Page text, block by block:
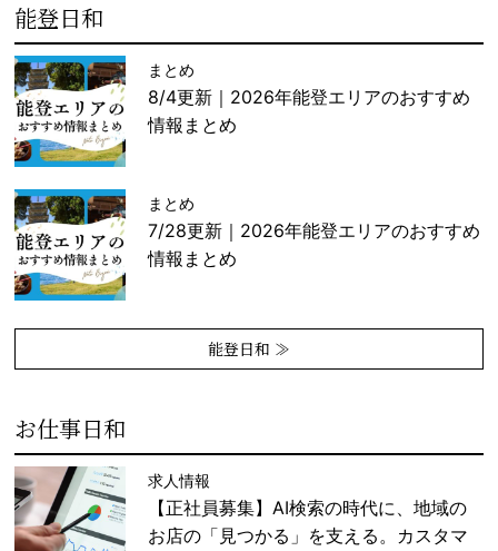
能登日和
まとめ
8/4更新｜2026年能登エリアのおすすめ
情報まとめ
まとめ
7/28更新｜2026年能登エリアのおすすめ
情報まとめ
能登日和 ≫
お仕事日和
求人情報
【正社員募集】AI検索の時代に、地域の
お店の「見つかる」を支える。カスタマ